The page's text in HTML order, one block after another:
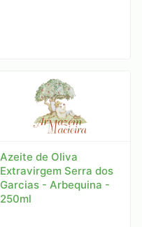
Azeite de Oliva
Extravirgem Serra dos
Garcias - Arbequina -
250ml